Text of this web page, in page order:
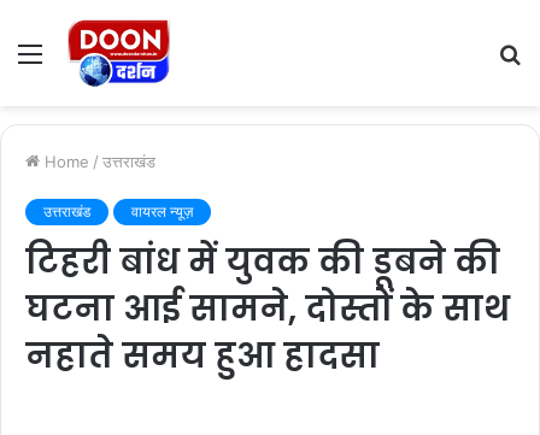
Menu
Home / उत्तराखंड
उत्तराखंड वायरल न्यूज़
टिहरी बांध में युवक की डूबने की
घटना आई सामने, दोस्तों के साथ
नहाते समय हुआ हादसा